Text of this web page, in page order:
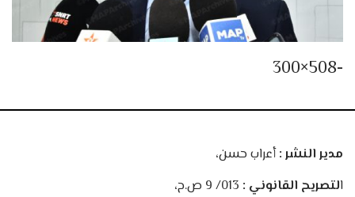
-508×300
مدير النشر :أعراب حسن،
التصريح القانوني :